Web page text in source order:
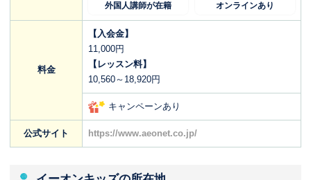
外国人講師が在籍 オンラインあり
料金
【入会金】
11,000円
【レッスン料】
10,560～18,920円
キャンペーンあり
公式サイト https://www.aeonet.co.jp/